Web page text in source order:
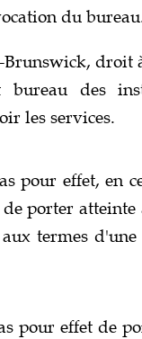
du
Brunswick,
bureau des
les services.
pour effet, en
de porter
termes
pour effet de